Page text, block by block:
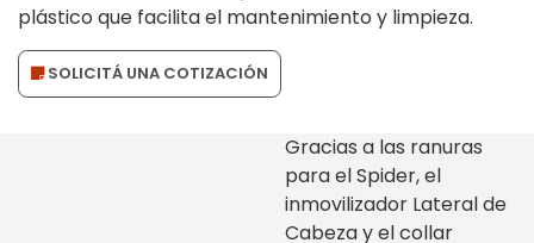
plástico que facilita el mantenimiento y limpieza.
SOLICITÁ UNA COTIZACIÓN
Gracias a las ranuras
para el Spider, el
inmovilizador Lateral de
Cabeza y el collar